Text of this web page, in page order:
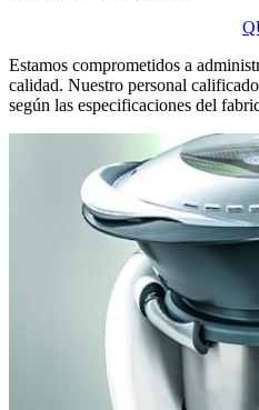
Estamos comprometidos a
calidad. Nuestro personal
según las especificaciones del